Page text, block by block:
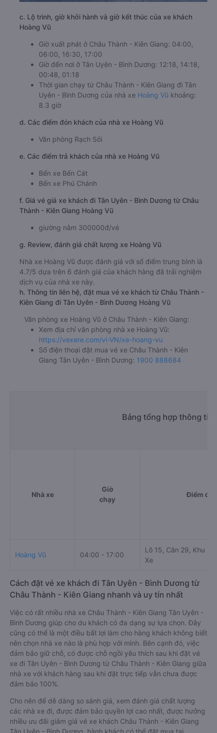
c. Lộ trình, giờ khởi hành và giờ kết thúc của xe khách
Hoàng Vũ
Giờ xuất phát ở Châu Thành - Kiên Giang: 04:00,
06:00, 16:30, 17:00
Giờ đến nơi ở Tân Uyên - Bình Dương: 12:18, 14:18,
00:48, 01:18
Thời gian chạy từ Châu Thành - Kiên Giang đi Tân
Uyên - Bình Dương của nhà xe Hoàng Vũ khoảng:
8.3 giờ
d. Các điểm đón khách của nhà xe Hoàng Vũ
Văn phòng Rạch Sỏi
e. Các điểm trả khách của nhà xe Hoàng Vũ
Bến xe Bến Cát
Bến xe Phú Chánh
f. Giá vé giá xe khách đi Tân Uyên - Bình Dương từ Châu
Thành - Kiên Giang Hoàng Vũ
giường nằm 300000đ/vé
g. Review, đánh giá chất lượng xe Hoàng Vũ
Nhà xe Hoàng Vũ được đánh giá với số điểm trung bình là
4.7/5 dựa trên 6 đánh giá của khách hàng đã trải nghiệm
dịch vụ của nhà xe này.
h. Thông tin liên hệ, đặt mua vé xe khách từ Châu Thành -
Kiên Giang đi Tân Uyên - Bình Dương Hoàng Vũ
Văn phòng xe Hoàng Vũ ở Châu Thành - Kiên Giang:
Xem địa chỉ văn phòng nhà xe Hoàng Vũ:
https://vexere.com/vi-VN/xe-hoang-vu
Số điện thoại đặt mua vé xe Châu Thành - Kiên
Giang Tân Uyên - Bình Dương: 1900 888684
Bảng tổng hợp thông tin
Nhà xe
Giờ
chạy
Điểm đi
Hoàng Vũ 04:00 - 17:00
Lô 15, Căn 29, Khu
Xe
Cách đặt vé xe khách đi Tân Uyên - Bình Dương từ
Châu Thành - Kiên Giang nhanh và uy tín nhất
Việc có rất nhiều nhà xe Châu Thành - Kiên Giang Tân Uyên -
Bình Dương giúp cho du khách có đa dạng sự lựa chọn. Đây
cũng có thể là một điều bất lợi làm cho hàng khách không biết
nên chọn nhà xe nào là phù hợp với mình. Bên cạnh đó, việc
đảm bảo giữ chỗ, có được chỗ ngồi yêu thích sau khi đặt vé
xe đi Tân Uyên - Bình Dương từ Châu Thành - Kiên Giang giữa
nhà xe với khách hàng sau khi đặt trực tiếp vẫn chưa được
đảm bảo 100%.
Cho nên để dễ dàng so sánh giá, xem đánh giá chất lượng
các nhà xe đi, được đảm bảo quyền lợi cao nhất, được hưởng
nhiều ưu đãi giảm giá vé xe khách Châu Thành - Kiên Giang